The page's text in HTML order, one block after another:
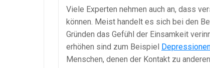
Viele Experten nehmen auch an, dass
können. Meist handelt es sich bei den
Gründen das Gefühl der Einsamkeit
erhöhen sind zum Beispiel
Menschen, denen der Kontakt zu